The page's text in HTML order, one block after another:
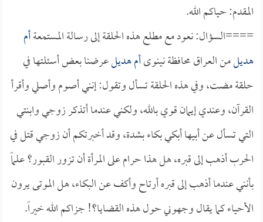
المقدم: حياكم الله.
====السؤال: نعود مع مطلع هذه الحلقة إلى رسالة المستمعةأم
هديلمن العراق محافظة نينوىأم هديلعرضنا بعض أسئلتها في
حلقة مضت، وفي هذه الحلقة تسأل وتقول: إنني أصوم وأصلي وأقرأ
القرآن، وعندي إيمان قوي بالله، ولكني عندما أتذكر زوجي وابنتي
التي تسأل عن أبيها أبكي بكاء بشدة، وقد أخبرتكم أن زوجي قتل في
الحرب أذهب إلى قبره، هل هذا حرام على المرأة أن تزور القبور؟ علماً
بأنني عندما أذهب إلى قبره أرتاح وأكف عن البكاء، هل الموتى يرون
الأحياء كما يقال وجهوني حول هذه القضايا؟! جزاكم الله خيراً.